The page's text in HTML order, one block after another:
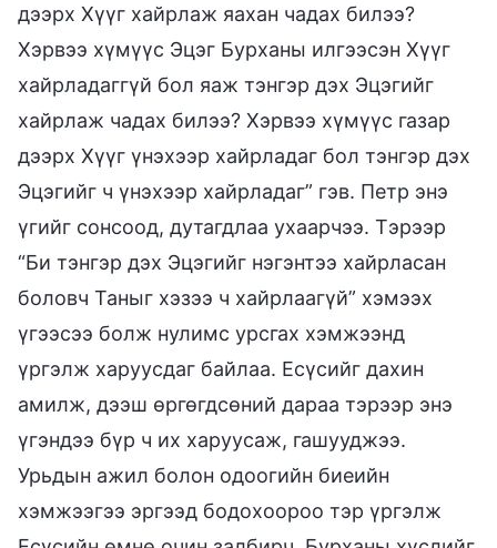
дээрх Хүүг хайрлаж яахан чадах билээ?
Хэрвээ хүмүүс Эцэг Бурханы илгээсэн Хүүг
хайрладаггүй бол яаж тэнгэр дэх Эцэгийг
хайрлаж чадах билээ? Хэрвээ хүмүүс газар
дээрх Хүүг үнэхээр хайрладаг бол тэнгэр дэх
Эцэгийг ч үнэхээр хайрладаг” гэв. Петр энэ
үгийг сонсоод, дутагдлаа ухаарчээ. Тэрээр
“Би тэнгэр дэх Эцэгийг нэгэнтээ хайрласан
боловч Таныг хэзээ ч хайрлаагүй” хэмээх
үгээсээ болж нулимс урсгах хэмжээнд
үргэлж харуусдаг байлаа. Есүсийг дахин
амилж, дээш өргөгдсөний дараа тэрээр энэ
үгэндээ бүр ч их харуусаж, гашууджээ.
Урьдын ажил болон одоогийн биеийн
хэмжээгээ эргээд бодохоороо тэр үргэлж